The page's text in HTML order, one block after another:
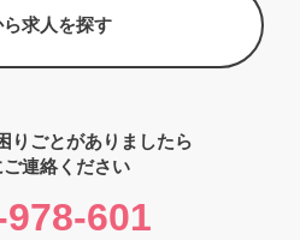
求人を探す
りごとがありましたら
連絡ください
601